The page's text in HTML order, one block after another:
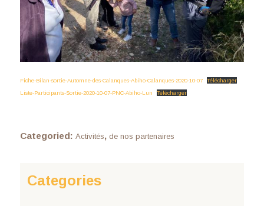
Fiche-Bilan-sortie-Automne-des-Calanques-Abiho-Calanques-2020-10-07
Télécharger
Liste-Participants-Sortie-2020-10-07-PNC-Abiho-Lun
Télécharger
Categoried: Activités, de nos partenaires
Categories